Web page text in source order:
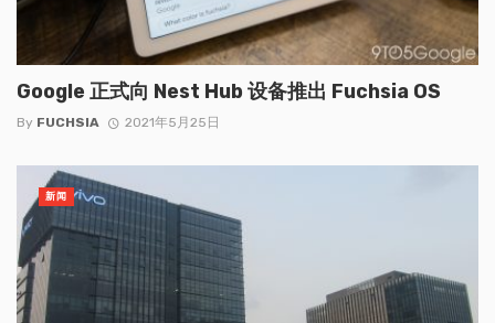
Google 正式向 Nest Hub 设备推出 Fuchsia OS
By FUCHSIA 2021年5月25日
新闻